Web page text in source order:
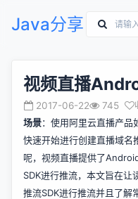
Java分享
视频直播
2017-06-22 745
场景：使用阿里云直播产品
快速开始进行创建直播域名
呢，视频直播提供了
SDK进行推流，本文旨在
推流SDK进行推流并且了解